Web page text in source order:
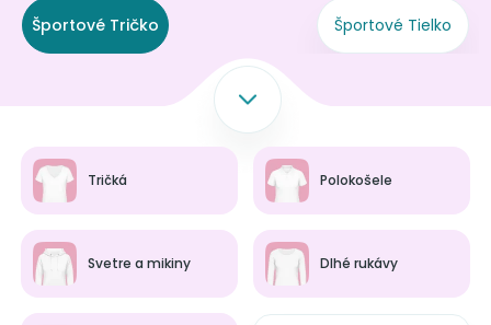
Športové Tričko Športové Tielko
Tričká Polokošele
Svetre a mikiny Dlhé rukávy